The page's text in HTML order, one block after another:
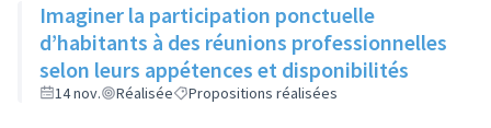
Imaginer la participation ponctuelle
d’habitants à des réunions professionnelles
selon leurs appétences et disponibilités
14 nov. Réalisée Propositions réalisées